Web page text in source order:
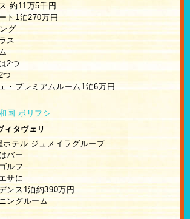
約11万5千円
ト1泊270万円
グ
ス
2つ
つ
・プレミアムルーム1泊6万円
国 ボリフシ
ィタヴェリ
ホテル ジュメイラグループ
バー
ルフ
サに
ンス1泊約390万円
ングルーム